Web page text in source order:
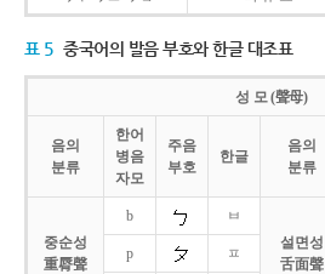
표 5 중국어의 발음 부호와 한글 대조표
성 모 (聲母)
음의
분류
한어
병음
자모
주음
부호
한글
음의
분류
중순성
重脣聲
b
ㅂ
설면성
舌面聲
p ㅍ